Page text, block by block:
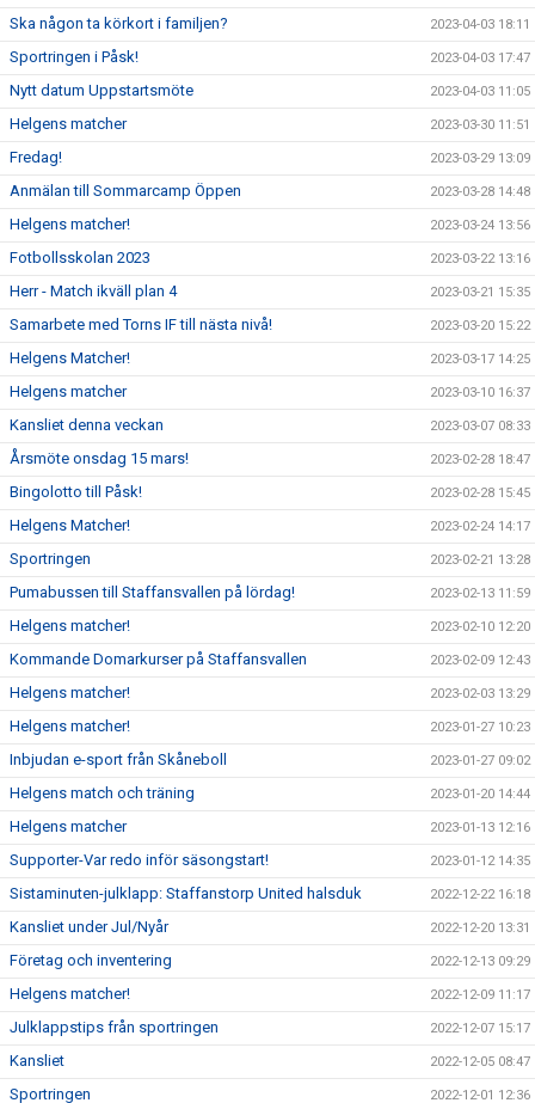
Ska någon ta körkort i familjen? 2023-04-03 18:11
Sportringen i Påsk! 2023-04-03 17:47
Nytt datum Uppstartsmöte 2023-04-03 11:05
Helgens matcher 2023-03-30 11:51
Fredag! 2023-03-29 13:09
Anmälan till Sommarcamp Öppen 2023-03-28 14:48
Helgens matcher! 2023-03-24 13:56
Fotbollsskolan 2023 2023-03-22 13:16
Herr - Match ikväll plan 4 2023-03-21 15:35
Samarbete med Torns IF till nästa nivå! 2023-03-20 15:22
Helgens Matcher! 2023-03-17 14:25
Helgens matcher 2023-03-10 16:37
Kansliet denna veckan 2023-03-07 08:33
Årsmöte onsdag 15 mars! 2023-02-28 18:47
Bingolotto till Påsk! 2023-02-28 15:45
Helgens Matcher! 2023-02-24 14:17
Sportringen 2023-02-21 13:28
Pumabussen till Staffansvallen på lördag! 2023-02-13 11:59
Helgens matcher! 2023-02-10 12:20
Kommande Domarkurser på Staffansvallen 2023-02-09 12:43
Helgens matcher! 2023-02-03 13:29
Helgens matcher! 2023-01-27 10:23
Inbjudan e-sport från Skåneboll 2023-01-27 09:02
Helgens match och träning 2023-01-20 14:44
Helgens matcher 2023-01-13 12:16
Supporter-Var redo inför säsongstart! 2023-01-12 14:35
Sistaminuten-julklapp: Staffanstorp United halsduk 2022-12-22 16:18
Kansliet under Jul/Nyår 2022-12-20 13:31
Företag och inventering 2022-12-13 09:29
Helgens matcher! 2022-12-09 11:17
Julklappstips från sportringen 2022-12-07 15:17
Kansliet 2022-12-05 08:47
Sportringen 2022-12-01 12:36